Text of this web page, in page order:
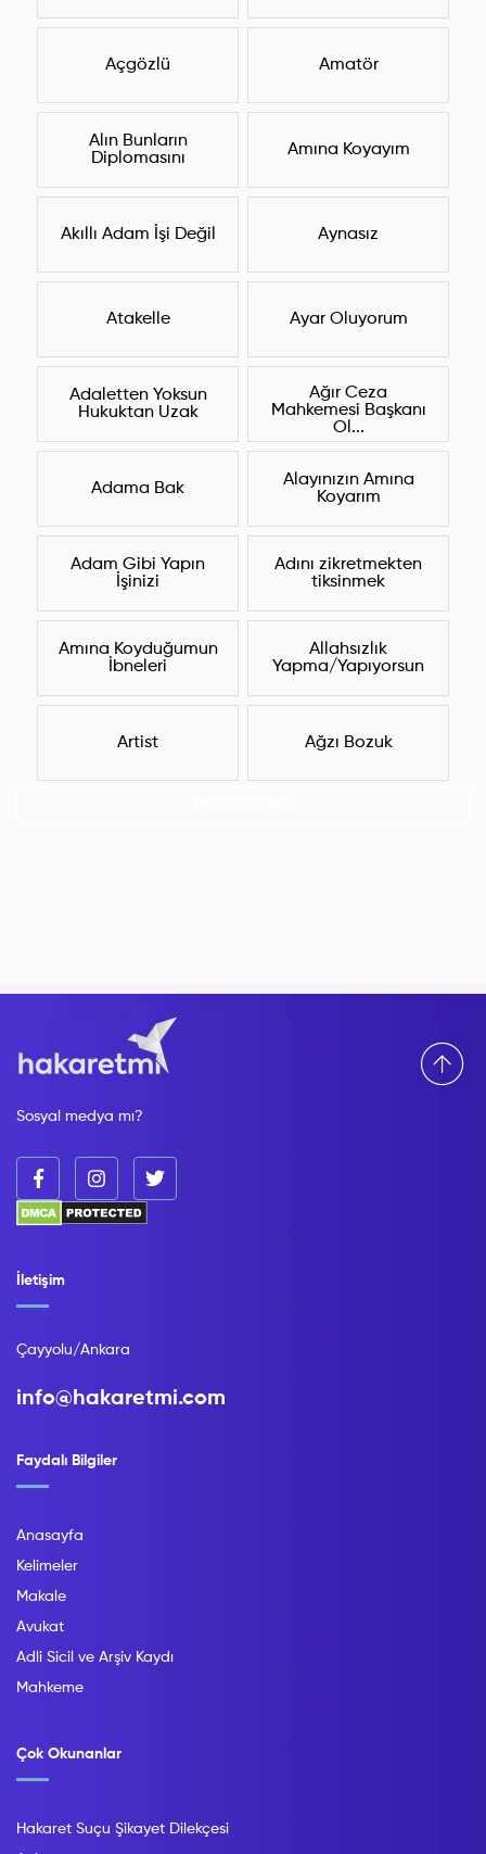
Açgözlü Amatör
Alın Bunların
Diplomasını
Amına Koyayım
Akıllı Adam İşi Değil Aynasız
Atakelle Ayar Oluyorum
Adaletten Yoksun
Hukuktan Uzak
Ağır Ceza
Mahkemesi Başkanı
Ol...
Adama Bak
Alayınızın Amına
Koyarım
Adam Gibi Yapın
İşinizi
Adını zikretmekten
tiksinmek
Amına Koyduğumun
İbneleri
Allahsızlık
Yapma/Yapıyorsun
Artist Ağzı Bozuk
Sosyal medya mı?
Faydalı Bilgiler
Anasayfa
Kelimeler
Makale
Avukat
Adli Sicil ve Arşiv Kaydı
Mahkeme
Çok Okunanlar
Hakaret Suçu Şikayet Dilekçesi
İletişim
Çayyolu/Ankara
info@hakaretmi.com